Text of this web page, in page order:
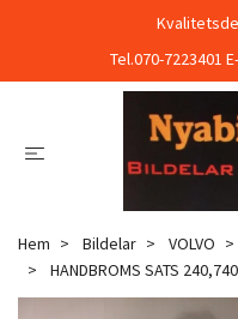
Tel.070-7223401
Hem Bildelar VOLVO
HANDBROMS SATS